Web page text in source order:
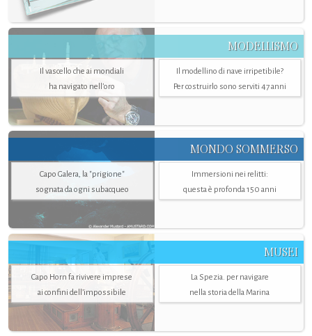
MODELLISMO
Il vascello che ai mondiali
ha navigato nell’oro
Il modellino di nave irripetibile?
Per costruirlo sono serviti 47 anni
MONDO SOMMERSO
Capo Galera, la "prigione"
sognata da ogni subacqueo
Immersioni nei relitti:
questa è profonda 150 anni
MUSEI
Capo Horn fa rivivere imprese
ai confini dell’impossibile
La Spezia. per navigare
nella storia della Marina